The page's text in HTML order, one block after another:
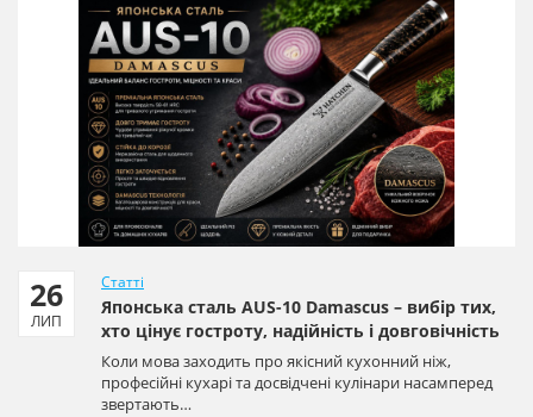
26
ЛИП
Статті
Японська сталь AUS-10 Damascus – вибір тих,
хто цінує гостроту, надійність і довговічність
Коли мова заходить про якісний кухонний ніж,
професійні кухарі та досвідчені кулінари насамперед
звертають…